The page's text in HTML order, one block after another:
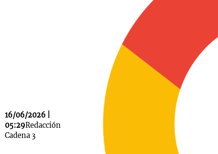
16/06/2026 |
05:29Redacción
Cadena 3
La Sole en
Cadena 3